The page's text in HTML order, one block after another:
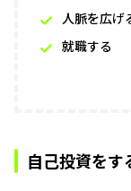
人脈を広げ
就職する
自己投資をす